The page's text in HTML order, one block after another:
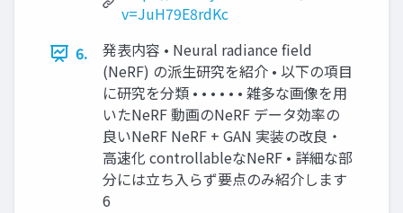
v=JuH79E8rdKc
6.
発表内容 • Neural radiance field
(NeRF) の派生研究を紹介 • 以下の項目
に研究を分類 • • • • • • 雑多な画像を用
いたNeRF 動画のNeRF データ効率の
良いNeRF NeRF + GAN 実装の改良・
高速化 controllableなNeRF • 詳細な部
分には立ち入らず要点のみ紹介します
6